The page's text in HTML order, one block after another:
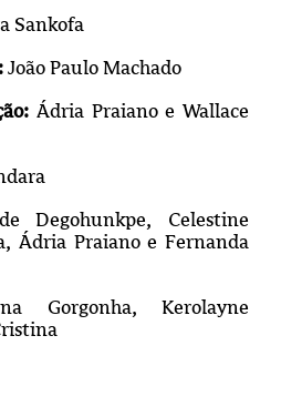
Sankofa
João Paulo Machado
Ádria Praiano e Wallace
Degohunkpe, Celestine
Ádria Praiano e Fernanda
Gorgonha, Kerolayne